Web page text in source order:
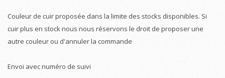
Couleur de cuir proposée dans la limite des stocks disponibles. Si
cuir plus en stock nous nous réservons le droit de proposer une
autre couleur ou d'annuler la commande
Envoi avec numéro de suivi